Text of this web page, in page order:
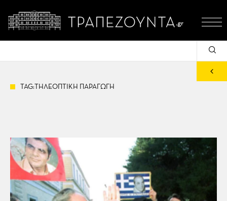
TAG:ΤΗΛΕΟΠΤΙΚΗ ΠΑΡΑΓΩΓΗ